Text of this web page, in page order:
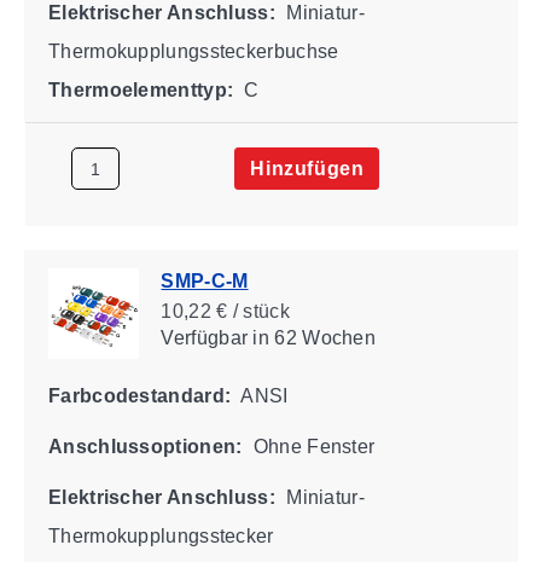
Elektrischer Anschluss:
Miniatur-
Thermokupplungssteckerbuchse
Thermoelementtyp: C
Hinzufügen
SMP-C-M
10,22 € / stück
Verfügbarin 62 Wochen
Farbcodestandard: ANSI
Anschlussoptionen: Ohne Fenster
Elektrischer Anschluss:
Miniatur-
Thermokupplungsstecker